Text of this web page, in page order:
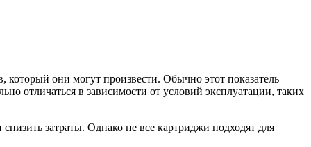
они могут произвести. Обычно этот показатель
отличаться в зависимости от условий эксплуатации, таких
затраты. Однако не все картриджи подходят для